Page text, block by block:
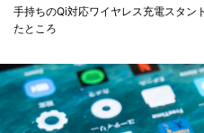
手持ちのQi対応ワイヤレス充電スタ
たところ